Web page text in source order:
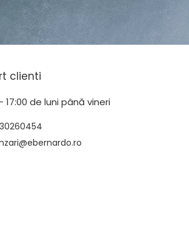
clienti
17:00 de luni până vineri